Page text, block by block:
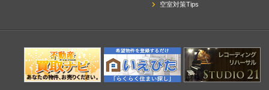
空室対策Tips